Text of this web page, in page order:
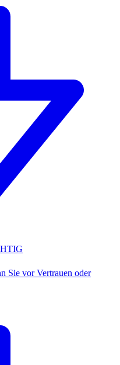
Sie vor Vertrauen oder